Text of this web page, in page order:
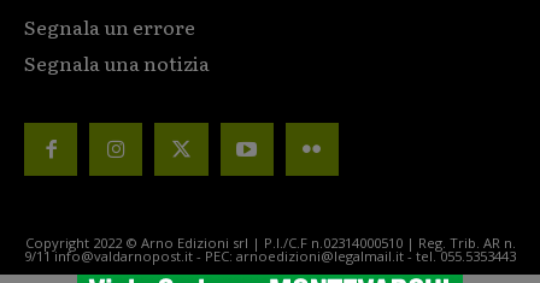
Segnala un errore
Segnala una notizia
Copyright 2022 © Arno Edizioni srl | P.I./C.F n.02314000510 | Reg. Trib. AR n.
9/11 info@valdarnopost.it - PEC: arnoedizioni@legalmail.it - tel. 055.5353443